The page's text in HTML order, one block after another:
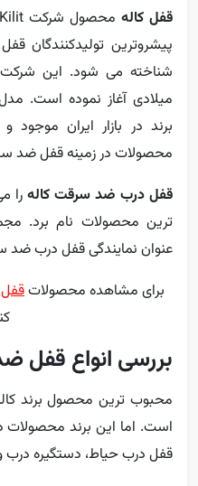
قفل کاله
پیشروترین تولیدکنندگان
میلادی آغاز نموده است.
برند در بازار ایران
محصولات در زمینه قفل ضد
قفل درب ضد سرقت کاله را
ترین محصولات نام برد.
عنوان نمایندگی قفل درب ضد
برای مشاهده محصولات
بررسی انواع قفل
محبوب ترین محصول برند
است. اما این برند محصولات
قفل درب حیاط، دستگیره درب